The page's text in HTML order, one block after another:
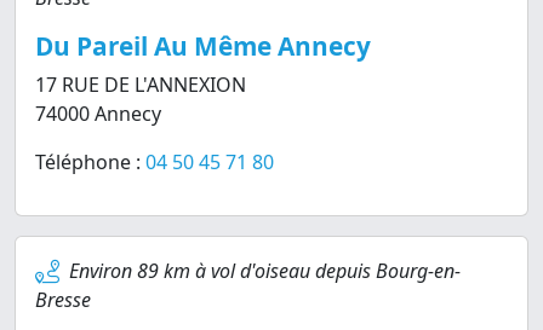
Du Pareil Au Même Annecy
17 RUE DE L'ANNEXION
74000 Annecy
Téléphone : 04 50 45 71 80
Environ 89 km à vol d'oiseau depuis Bourg-en-
Bresse